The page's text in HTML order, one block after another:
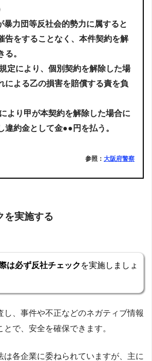
暴力団等反社会的勢力に属すると
告をすることなく、本件契約を解
る。
定により、個別契約を解除した場
による乙の損害を賠償する責を負
より甲が本契約を解除した場合に
違約金として金●●円を払う。
参照： 大阪府警察
実施する
は必ず反社チェック を実施しましょ
し、事件や不正などのネガティブ情報
で、安全を確保できます。
は各企業に委ねられていますが、主に